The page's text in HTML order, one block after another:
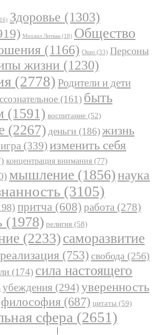
Здоровье (1303)
Михаил Литвак (18) Общество
(1166) Ошо (33) Персоны
жизни (1230)
(2778) Родители и дети
(161) быть
(1591) воспитание (52)
(2267) деньги (186)жизнь
(339) изменить себя
концентрация внимания (77)
мышление (1856)наука
(3105)
притча (608) работа (278)
(1978) религия (58)
(2233)саморазвитие
(753) свобода (256)
(174) сила настоящего
убеждения (294) уверенность
философия (687) цитаты (59)
сфера (2651)
|